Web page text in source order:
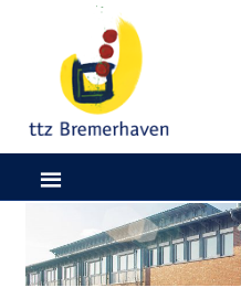
springen